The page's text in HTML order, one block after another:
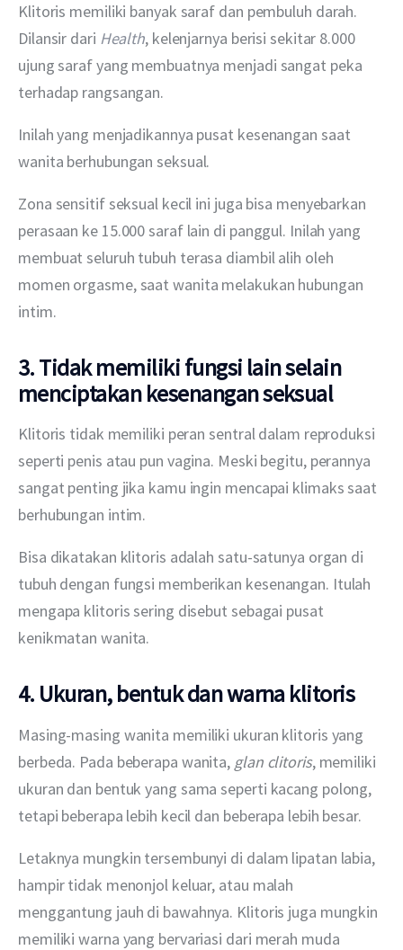
Klitoris memiliki banyak saraf dan pembuluh darah.
Dilansir dari Health, kelenjarnya berisi sekitar 8.000
ujung saraf yang membuatnya menjadi sangat peka
terhadap rangsangan.
Inilah yang menjadikannya pusat kesenangan saat
wanita berhubungan seksual.
Zona sensitif seksual kecil ini juga bisa menyebarkan
perasaan ke 15.000 saraf lain di panggul. Inilah yang
membuat seluruh tubuh terasa diambil alih oleh
momen orgasme, saat wanita melakukan hubungan
intim.
3. Tidak memiliki fungsi lain selain
menciptakan kesenangan seksual
Klitoris tidak memiliki peran sentral dalam reproduksi
seperti penis atau pun vagina. Meski begitu, perannya
sangat penting jika kamu ingin mencapai klimaks saat
berhubungan intim.
Bisa dikatakan klitoris adalah satu-satunya organ di
tubuh dengan fungsi memberikan kesenangan. Itulah
mengapa klitoris sering disebut sebagai pusat
kenikmatan wanita.
4. Ukuran, bentuk dan warna klitoris
Masing-masing wanita memiliki ukuran klitoris yang
berbeda. Pada beberapa wanita, glan clitoris, memiliki
ukuran dan bentuk yang sama seperti kacang polong,
tetapi beberapa lebih kecil dan beberapa lebih besar.
Letaknya mungkin tersembunyi di dalam lipatan labia,
hampir tidak menonjol keluar, atau malah
menggantung jauh di bawahnya. Klitoris juga mungkin
memiliki warna yang bervariasi dari merah muda